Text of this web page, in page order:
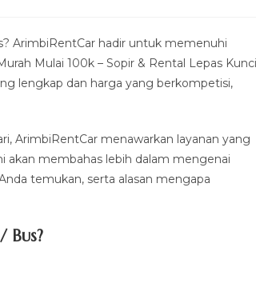
ArimbiRentCar hadir untuk memenuhi
Mulai 100k – Sopir & Rental Lepas
lengkap dan harga yang berkompetisi,
ArimbiRentCar menawarkan layanan yang
akan membahas lebih dalam mengenai
temukan, serta alasan mengapa